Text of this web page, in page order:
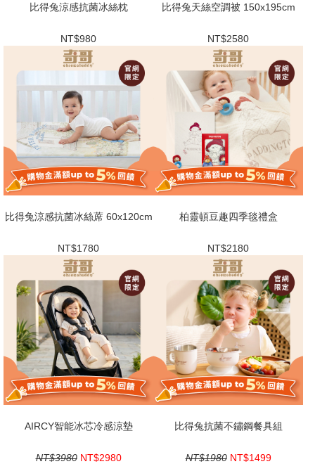
比得兔涼感抗菌冰絲枕
NT$980
比得兔天絲空調被 150x195cm
NT$2580
比得兔涼感抗菌冰絲蓆 60x120cm
NT$1780
柏靈頓豆趣四季毯禮盒
NT$2180
AIRCY智能冰芯冷感涼墊
NT$3980 NT$2980
比得兔抗菌不鏽鋼餐具組
NT$1980 NT$1499